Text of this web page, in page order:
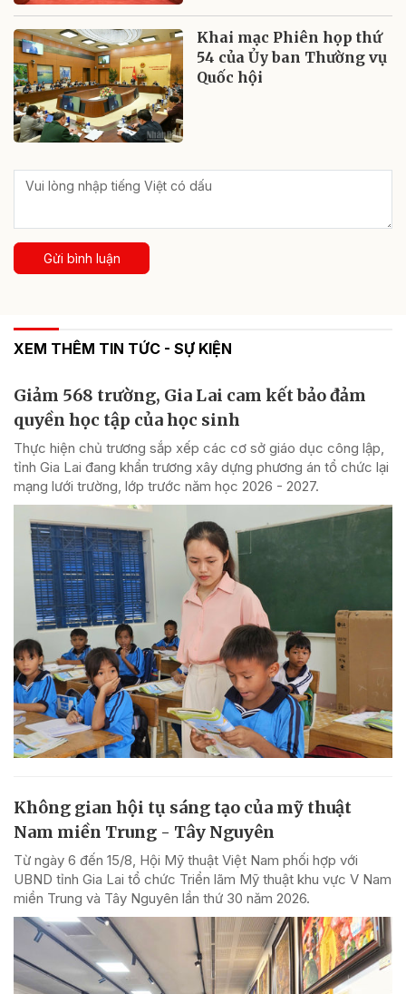
Khai mạc Phiên họp thứ
54 của Ủy ban Thường vụ
Quốc hội
Gửi bình luận
XEM THÊM TIN TỨC - SỰ KIỆN
Giảm 568 trường, Gia Lai cam kết bảo đảm
quyền học tập của học sinh
Thực hiện chủ trương sắp xếp các cơ sở giáo dục công lập,
tỉnh Gia Lai đang khẩn trương xây dựng phương án tổ chức lại
mạng lưới trường, lớp trước năm học 2026 - 2027.
Không gian hội tụ sáng tạo của mỹ thuật
Nam miền Trung - Tây Nguyên
Từ ngày 6 đến 15/8, Hội Mỹ thuật Việt Nam phối hợp với
UBND tỉnh Gia Lai tổ chức Triển lãm Mỹ thuật khu vực V Nam
miền Trung và Tây Nguyên lần thứ 30 năm 2026.